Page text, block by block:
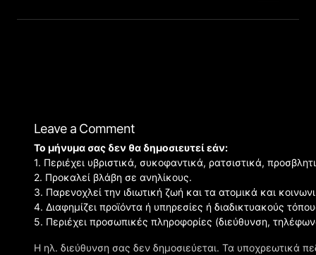
Leave a Comment
Η ηλ. διεύθυνση σας δεν δημοσιεύεται. Τα υποχρεωτικά
Το μήνυμα σας δεν θα δημοσιευτεί εάν:
1. Περιέχει υβριστικά, συκοφαντικά, ρατσιστικά,
2. Προκαλεί βλάβη σε ανηλίκους.
3. Παρενοχλεί την ιδιωτική ζωή και τα ατομικά και
4. Διαφημίζει προϊόντα ή υπηρεσίες ή διαδικτυακούς
5. Περιέχει προσωπικές πληροφορίες (διεύθυνση,